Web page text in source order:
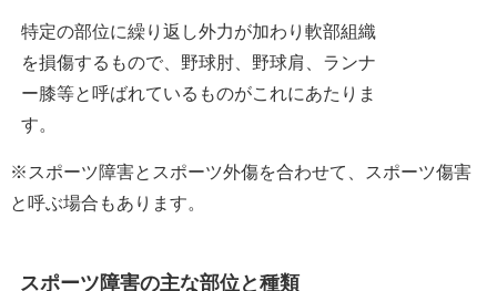
特定の部位に繰り返し外力が加わり軟部組織
を損傷するもので、野球肘、野球肩、ランナ
ー膝等と呼ばれているものがこれにあたりま
す。
※スポーツ障害とスポーツ外傷を合わせて、スポーツ傷害
と呼ぶ場合もあります。
スポーツ障害の主な部位と種類